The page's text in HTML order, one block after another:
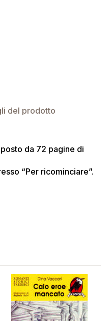
del prodotto
da 72 pagine di
“Per ricominciare”.